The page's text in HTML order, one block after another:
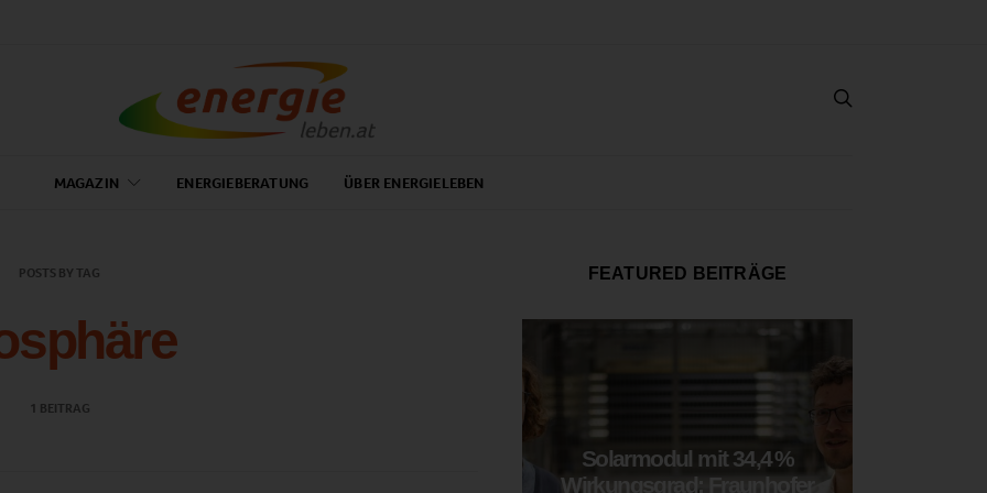
MAGAZIN ENERGIEBERATUNG ÜBER ENERGIELEBEN
POSTS BY TAG
1 BEITRAG
FEATURED BEITRÄGE
Solarmodul mit 34,4 %
Wirkungsgrad: Fraunhofer